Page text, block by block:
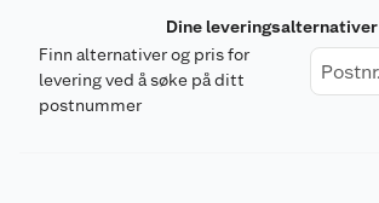
Dine leveringsalternativer
Finn alternativer og pris for
levering ved å søke på ditt
postnummer